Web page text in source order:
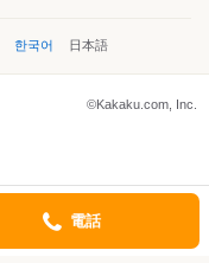
한국어 日本語
©Kakaku.com, Inc.
電話